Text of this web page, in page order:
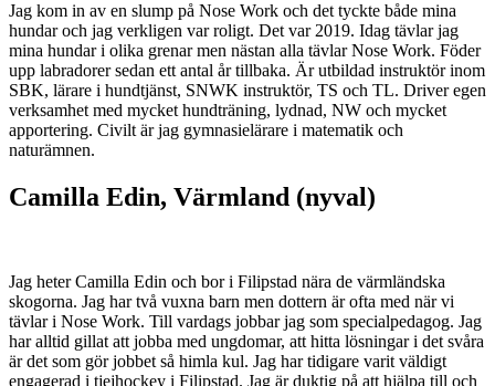
Jag kom in av en slump på Nose Work och det tyckte både mina
hundar och jag verkligen var roligt. Det var 2019. Idag tävlar jag
mina hundar i olika grenar men nästan alla tävlar Nose Work. Föder
upp labradorer sedan ett antal år tillbaka. Är utbildad instruktör inom
SBK, lärare i hundtjänst, SNWK instruktör, TS och TL. Driver egen
verksamhet med mycket hundträning, lydnad, NW och mycket
apportering. Civilt är jag gymnasielärare i matematik och
naturämnen.
Camilla Edin, Värmland (nyval)
Jag heter Camilla Edin och bor i Filipstad nära de värmländska
skogorna. Jag har två vuxna barn men dottern är ofta med när vi
tävlar i Nose Work. Till vardags jobbar jag som specialpedagog. Jag
har alltid gillat att jobba med ungdomar, att hitta lösningar i det svåra
är det som gör jobbet så himla kul. Jag har tidigare varit väldigt
engagerad i tjejhockey i Filipstad. Jag är duktig på att hjälpa till och